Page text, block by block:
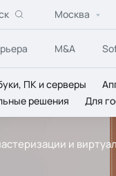
Москва
M&A
ПК и серверы
решения Для
и